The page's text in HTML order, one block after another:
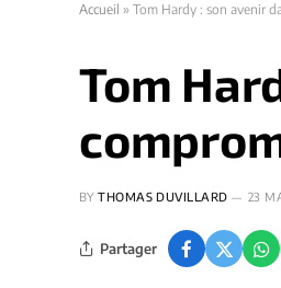
Accueil » Tom Hardy : son avenir
Tom
BY THOMAS DUVILLARD 23
Partager